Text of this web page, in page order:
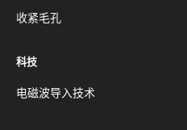
收紧毛孔
科技
电磁波导入技术